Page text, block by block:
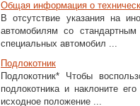
Общая информация о
В отсутствие указания на
автомобилям со стандартным
специальных автомобил ...
Подлокотник
Подлокотник* Чтобы
подлокотника и наклоните
исходное положение ...